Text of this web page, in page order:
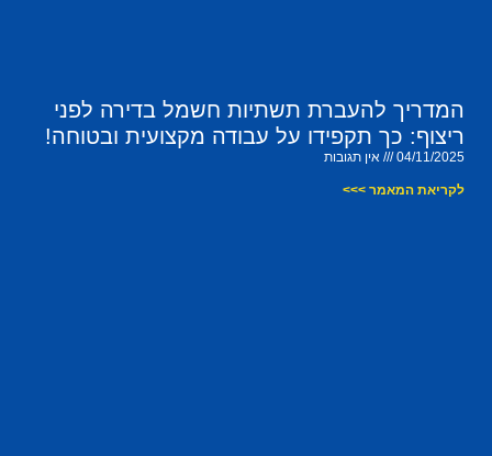
המדריך להעברת תשתיות חשמל בדירה לפני
ריצוף: כך תקפידו על עבודה מקצועית ובטוחה!
04/11/2025 אין תגובות
לקריאת המאמר >>>